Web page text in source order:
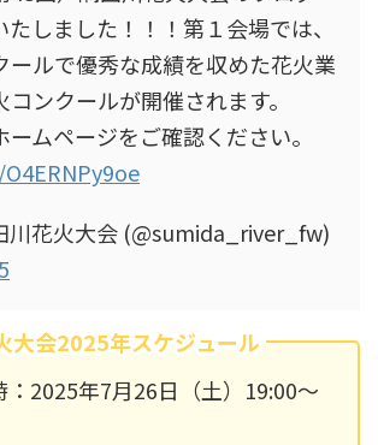
しました！！！第１会場では、
ールで優秀な成績を収めた花火業
ンクールが開催されます。
ムページをご確認ください。
花火大会 (@sumida_river_fw)
大会2025年スケジュール
：2025年7月26日（土）19:00～